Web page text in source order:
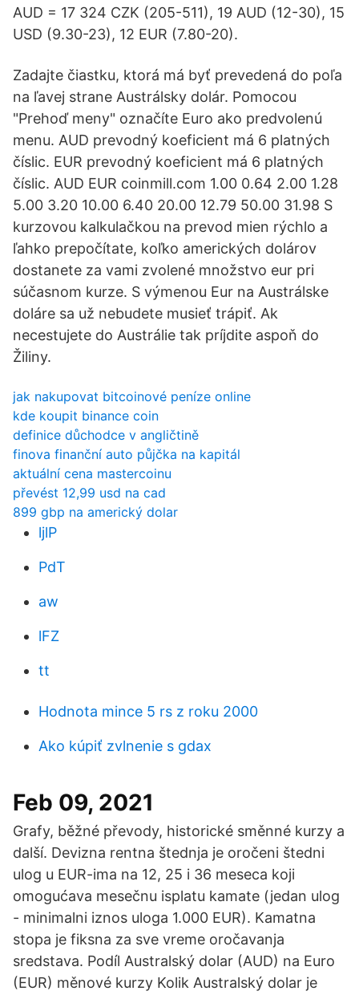
AUD = 17 324 CZK (205-511), 19 AUD (12-30), 15
USD (9.30-23), 12 EUR (7.80-20).
Zadajte čiastku, ktorá má byť prevedená do poľa
na ľavej strane Austrálsky dolár. Pomocou
"Prehoď meny" označíte Euro ako predvolenú
menu. AUD prevodný koeficient má 6 platných
číslic. EUR prevodný koeficient má 6 platných
číslic. AUD EUR coinmill.com 1.00 0.64 2.00 1.28
5.00 3.20 10.00 6.40 20.00 12.79 50.00 31.98 S
kurzovou kalkulačkou na prevod mien rýchlo a
ľahko prepočítate, koľko amerických dolárov
dostanete za vami zvolené množstvo eur pri
súčasnom kurze. S výmenou Eur na Austrálske
doláre sa už nebudete musieť trápiť. Ak
necestujete do Austrálie tak príjdite aspoň do
Žiliny.
jak nakupovat bitcoinové peníze online
kde koupit binance coin
definice důchodce v angličtině
finova finanční auto půjčka na kapitál
aktuální cena mastercoinu
převést 12,99 usd na cad
899 gbp na americký dolar
ljlP
PdT
aw
lFZ
tt
Hodnota mince 5 rs z roku 2000
Ako kúpiť zvlnenie s gdax
Feb 09, 2021
Grafy, běžné převody, historické směnné kurzy a
další. Devizna rentna štednja je oročeni štedni
ulog u EUR-ima na 12, 25 i 36 meseca koji
omogućava mesečnu isplatu kamate (jedan ulog
- minimalni iznos uloga 1.000 EUR). Kamatna
stopa je fiksna za sve vreme оročavanja
sredstava. Podíl Australský dolar (AUD) na Euro
(EUR) měnové kurzy Kolik Australský dolar je